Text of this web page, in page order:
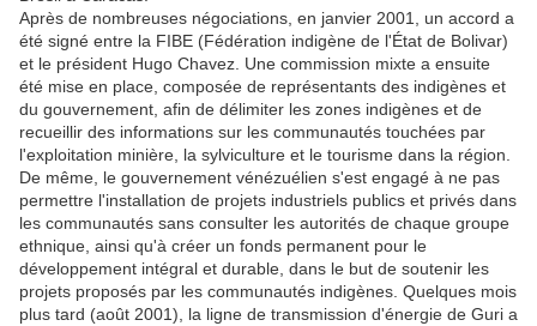
Après de nombreuses négociations, en janvier 2001, un accord a
été signé entre la FIBE (Fédération indigène de l'État de Bolivar)
et le président Hugo Chavez. Une commission mixte a ensuite
été mise en place, composée de représentants des indigènes et
du gouvernement, afin de délimiter les zones indigènes et de
recueillir des informations sur les communautés touchées par
l'exploitation minière, la sylviculture et le tourisme dans la région.
De même, le gouvernement vénézuélien s'est engagé à ne pas
permettre l'installation de projets industriels publics et privés dans
les communautés sans consulter les autorités de chaque groupe
ethnique, ainsi qu'à créer un fonds permanent pour le
développement intégral et durable, dans le but de soutenir les
projets proposés par les communautés indigènes. Quelques mois
plus tard (août 2001), la ligne de transmission d'énergie de Guri a